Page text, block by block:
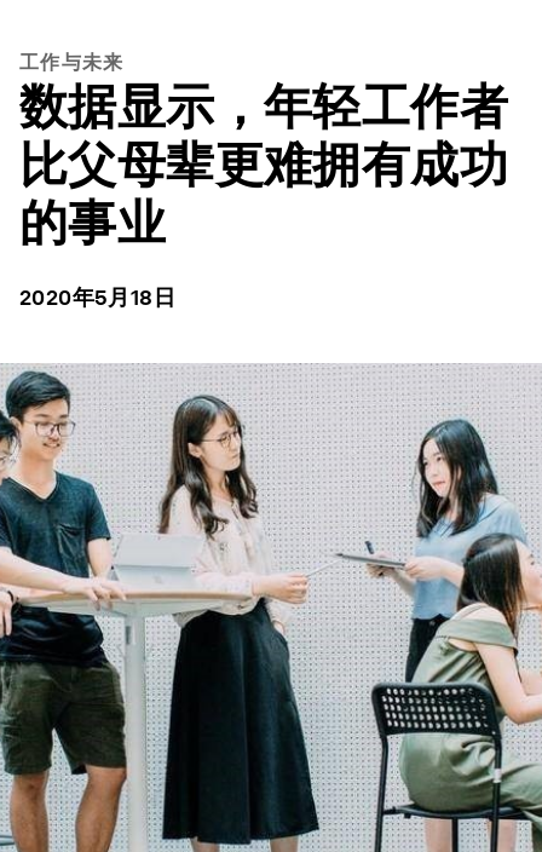
工作与未来
数据显示，年轻工作者
比父母辈更难拥有成功
的事业
2020年5月18日